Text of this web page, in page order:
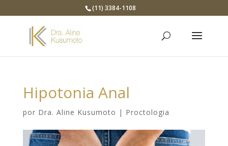
(11) 3384-1108
Hipotonia Anal
por Dra. Aline Kusumoto | Proctologia